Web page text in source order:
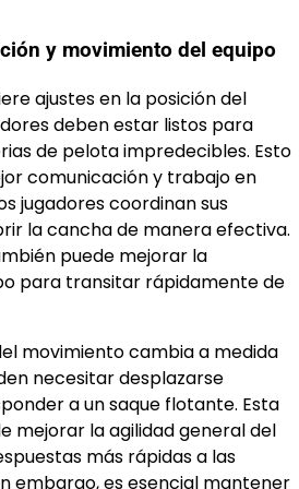
y movimiento del equipo
ajustes en la posición del
deben estar listos para
de pelota impredecibles. Esto
comunicación y trabajo en
jugadores coordinan sus
la cancha de manera efectiva.
puede mejorar la
para transitar rápidamente de
movimiento cambia a medida
necesitar desplazarse
a un saque flotante. Esta
mejorar la agilidad general del
más rápidas a las
embargo, es esencial mantener